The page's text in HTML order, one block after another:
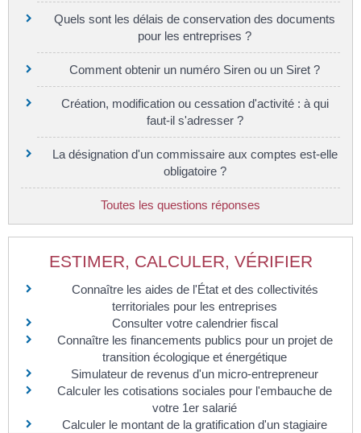
Quels sont les délais de conservation des documents
pour les entreprises ?
Comment obtenir un numéro Siren ou un Siret ?
Création, modification ou cessation d'activité : à qui
faut-il s'adresser ?
La désignation d'un commissaire aux comptes est-elle
obligatoire ?
Toutes les questions réponses
ESTIMER, CALCULER, VÉRIFIER
Connaître les aides de l'État et des collectivités
territoriales pour les entreprises
Consulter votre calendrier fiscal
Connaître les financements publics pour un projet de
transition écologique et énergétique
Simulateur de revenus d'un micro-entrepreneur
Calculer les cotisations sociales pour l'embauche de
votre 1er salarié
Calculer le montant de la gratification d'un stagiaire